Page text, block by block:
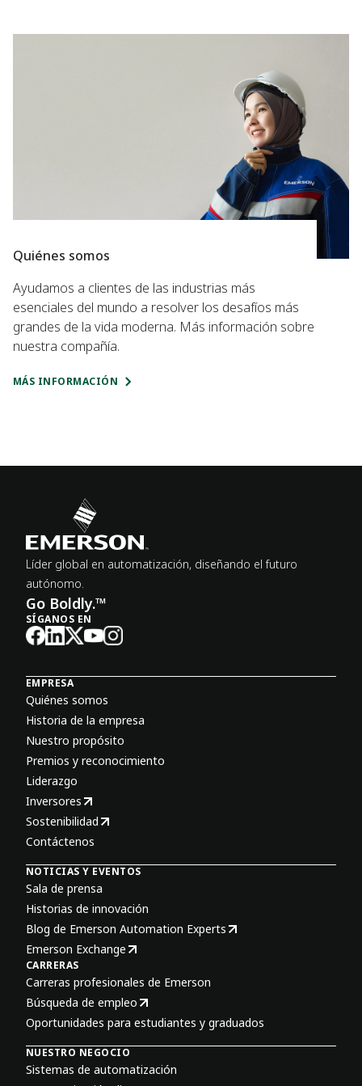
Quiénes somos
Ayudamos a clientes de las industrias más
esenciales del mundo a resolver los desafíos más
grandes de la vida moderna. Más información sobre
nuestra compañía.
MÁS INFORMACIÓN
Líder global en automatización, diseñando el futuro
autónomo.
Go Boldly.™
SÍGANOS EN
EMPRESA
Quiénes somos
Historia de la empresa
Nuestro propósito
Premios y reconocimiento
Liderazgo
Inversores
Sostenibilidad
Contáctenos
NOTICIAS Y EVENTOS
Sala de prensa
Historias de innovación
Blog de Emerson Automation Experts
Emerson Exchange
CARRERAS
Carreras profesionales de Emerson
Búsqueda de empleo
Oportunidades para estudiantes y graduados
NUESTRO NEGOCIO
Sistemas de automatización